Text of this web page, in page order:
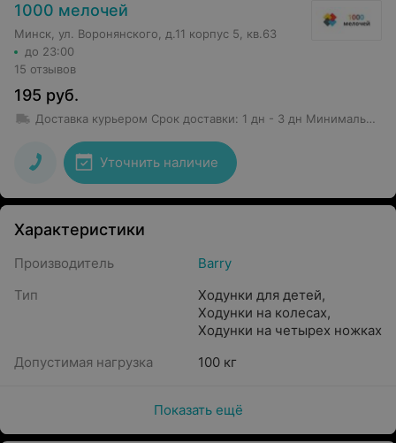
1000 мелочей
Минск, ул. Воронянского, д.11 корпус 5, кв.63
до 23:00
15 отзывов
195 руб.
Доставка курьером Срок доставки: 1 дн - 3 дн Минимальная сумма заказа: 50 руб.
Уточнить наличие
Характеристики
Производитель
Barry
Тип
Ходунки для детей,
Ходунки на колесах,
Ходунки на четырех ножках
Допустимая нагрузка
100 кг
Показать ещё